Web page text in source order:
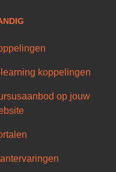
learning koppelingen
op jouw